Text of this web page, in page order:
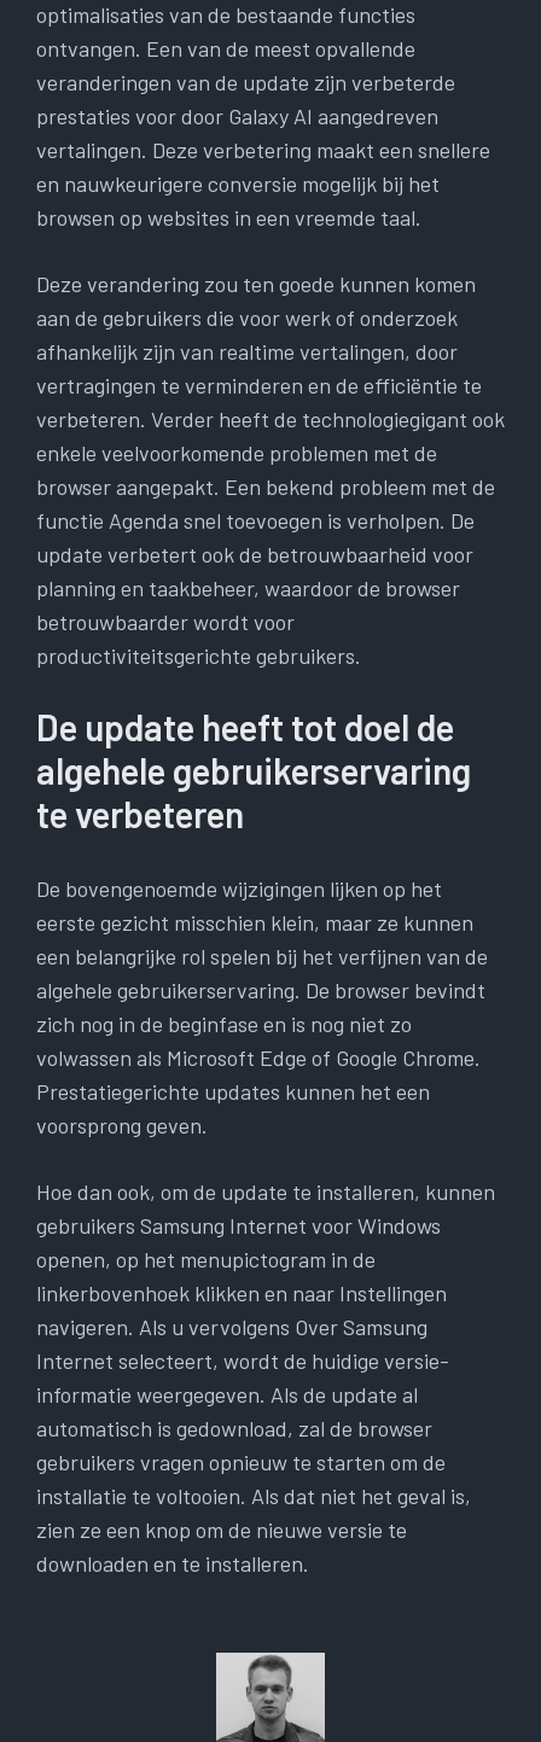
optimalisaties van de bestaande functies
ontvangen. Een van de meest opvallende
veranderingen van de update zijn verbeterde
prestaties voor door Galaxy AI aangedreven
vertalingen. Deze verbetering maakt een snellere
en nauwkeurigere conversie mogelijk bij het
browsen op websites in een vreemde taal.
Deze verandering zou ten goede kunnen komen
aan de gebruikers die voor werk of onderzoek
afhankelijk zijn van realtime vertalingen, door
vertragingen te verminderen en de efficiëntie te
verbeteren. Verder heeft de technologiegigant ook
enkele veelvoorkomende problemen met de
browser aangepakt. Een bekend probleem met de
functie Agenda snel toevoegen is verholpen. De
update verbetert ook de betrouwbaarheid voor
planning en taakbeheer, waardoor de browser
betrouwbaarder wordt voor
productiviteitsgerichte gebruikers.
De update heeft tot doel de
algehele gebruikerservaring
te verbeteren
De bovengenoemde wijzigingen lijken op het
eerste gezicht misschien klein, maar ze kunnen
een belangrijke rol spelen bij het verfijnen van de
algehele gebruikerservaring. De browser bevindt
zich nog in de beginfase en is nog niet zo
volwassen als Microsoft Edge of Google Chrome.
Prestatiegerichte updates kunnen het een
voorsprong geven.
Hoe dan ook, om de update te installeren, kunnen
gebruikers Samsung Internet voor Windows
openen, op het menupictogram in de
linkerbovenhoek klikken en naar Instellingen
navigeren. Als u vervolgens Over Samsung
Internet selecteert, wordt de huidige versie-
informatie weergegeven. Als de update al
automatisch is gedownload, zal de browser
gebruikers vragen opnieuw te starten om de
installatie te voltooien. Als dat niet het geval is,
zien ze een knop om de nieuwe versie te
downloaden en te installeren.